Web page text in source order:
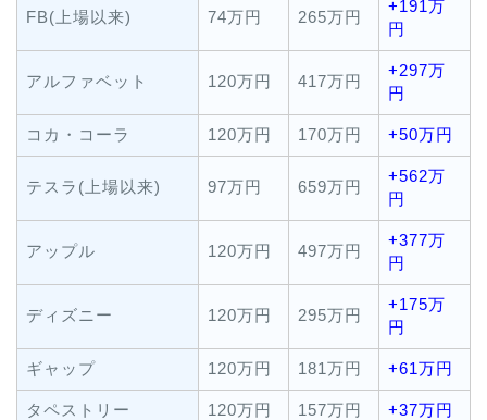
FB(上場以来) 74万円 265万円
+191万
円
アルファベット 120万円 417万円
+297万
円
コカ・コーラ 120万円 170万円 +50万円
テスラ(上場以来) 97万円 659万円
+562万
円
アップル 120万円 497万円
+377万
円
ディズニー 120万円 295万円
+175万
円
ギャップ 120万円 181万円 +61万円
タペストリー 120万円 157万円 +37万円